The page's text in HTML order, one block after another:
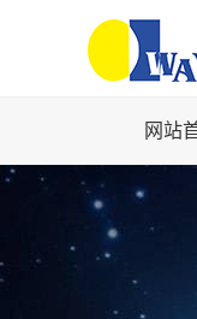
网站